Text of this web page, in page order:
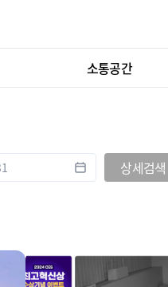
소통공간
상세검색